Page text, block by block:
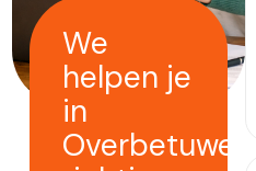
We
helpen je
in
Overbetuwe